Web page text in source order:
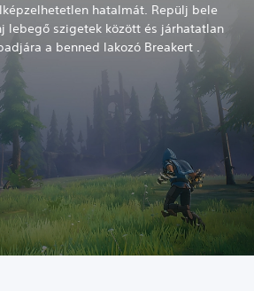
hatalmát. Repülj bele
lebegő szigetek között és járhatatlan
a benned lakozó Breakert .